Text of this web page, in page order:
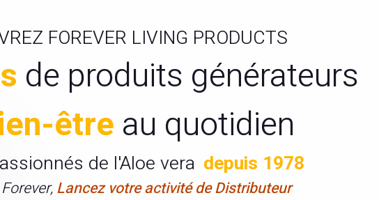
FOREVER LIVING PRODUCTS
de produits générateurs
être au quotidien
de l'Aloe vera depuis 1978
Lancez votre activité de Distributeur